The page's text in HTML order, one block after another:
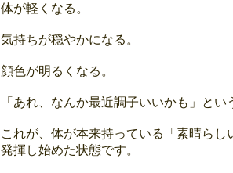
体が軽くなる。
気持ちが穏やかになる。
顔色が明るくなる。
「あれ、なんか最近調子いいかも」とい
これが、体が本来持っている「素晴らし
発揮し始めた状態です。